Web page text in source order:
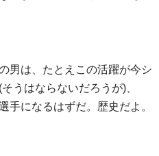
男は、たとえこの活躍が今シ
うはならないだろうが)、
手になるはずだ。歴史だよ。